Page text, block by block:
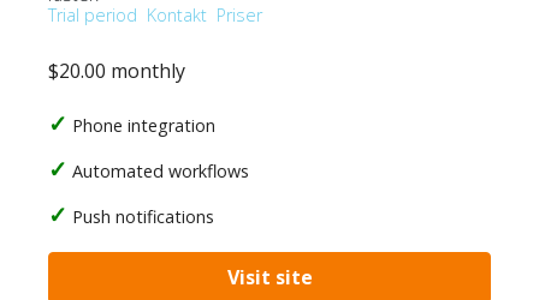
Trial period Kontakt Priser
$20.00 monthly
Phone integration
Automated workflows
Push notifications
Visit site